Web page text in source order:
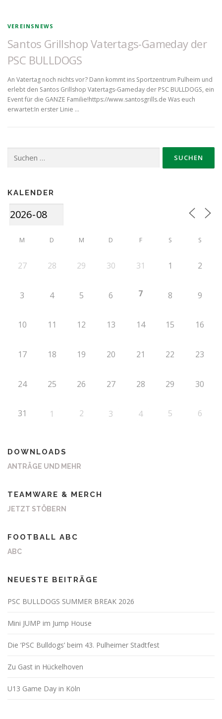
VEREINSNEWS
Santos Grillshop Vatertags-Gameday der
PSC BULLDOGS
An Vatertag noch nichts vor? Dann kommt ins Sportzentrum Pulheim und
erlebt den Santos Grillshop Vatertags-Gameday der PSC BULLDOGS, ein
Event für die GANZE Familie!https://www.santosgrills.de Was euch
erwartet:In erster Linie …
nach:
KALENDER
M D M D F S S
27 28 29 30 31 1 2
3 4 5 6 7 8 9
10 11 12 13 14 15 16
17 18 19 20 21 22 23
24 25 26 27 28 29 30
31 1 2 3 4 5 6
DOWNLOADS
ANTRÄGE UND MEHR
TEAMWARE & MERCH
JETZT STÖBERN
FOOTBALL ABC
ABC
NEUESTE BEITRÄGE
PSC BULLDOGS SUMMER BREAK 2026
Mini JUMP im Jump House
Die ‘PSC Bulldogs’ beim 43. Pulheimer Stadtfest
Zu Gast in Hückelhoven
U13 Game Day in Köln